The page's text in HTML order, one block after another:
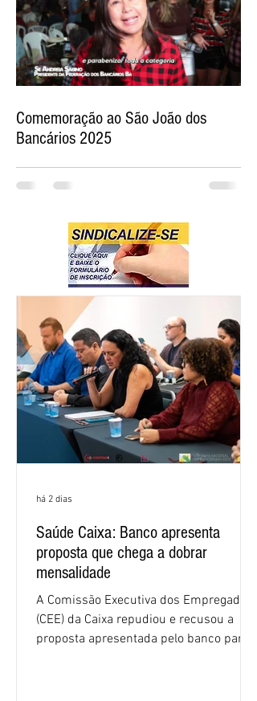
Comemoração ao São João dos
Bancários 2025
Saúde Caixa: Banco apresenta
proposta que chega a dobrar
mensalidade
A Comissão Executiva dos Empregados
(CEE) da Caixa repudiou e recusou a
proposta apresentada pelo banco para o
há 2 dias